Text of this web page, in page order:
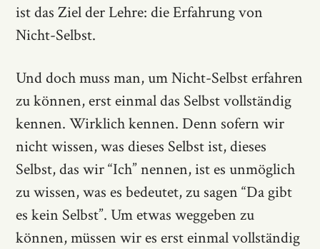
ist das Ziel der Lehre: die Erfahrung von
Nicht-Selbst.
Und doch muss man, um Nicht-Selbst erfahren
zu können, erst einmal das Selbst vollständig
kennen. Wirklich kennen. Denn sofern wir
nicht wissen, was dieses Selbst ist, dieses
Selbst, das wir “Ich” nennen, ist es unmöglich
zu wissen, was es bedeutet, zu sagen “Da gibt
es kein Selbst”. Um etwas weggeben zu
können, müssen wir es erst einmal vollständig